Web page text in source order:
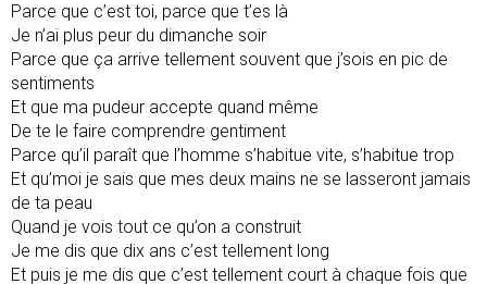
Parce que c’est toi, parce que t’es là
Je n’ai plus peur du dimanche soir
Parce que ça arrive tellement souvent que j’sois en pic de
sentiments
Et que ma pudeur accepte quand même
De te le faire comprendre gentiment
Parce qu’il paraît que l’homme s’habitue vite, s’habitue trop
Et qu’moi je sais que mes deux mains ne se lasseront jamais
de ta peau
Quand je vois tout ce qu’on a construit
Je me dis que dix ans c’est tellement long
Et puis je me dis que c’est tellement court à chaque fois que